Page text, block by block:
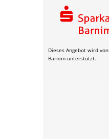
Dieses Angebot wird
Barnim unterstützt.